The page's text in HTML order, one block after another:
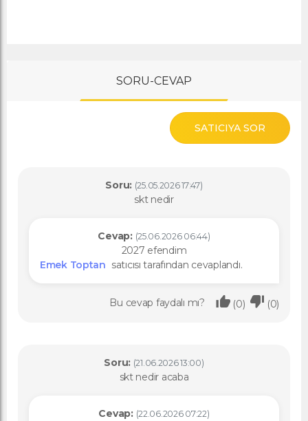
SORU-CEVAP
SATICIYA SOR
Soru: (25.05.2026 17:47)
skt nedir
Cevap: (25.06.2026 06:44)
2027 efendim
Emek Toptan satıcısı tarafından cevaplandı.
Bu cevap faydalı mı? (0) (0)
Soru: (21.06.2026 13:00)
skt nedir acaba
Cevap: (22.06.2026 07:22)